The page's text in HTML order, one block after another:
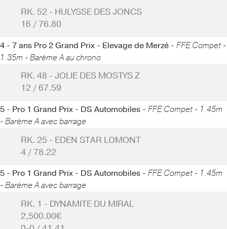
RK. 52 - HULYSSE DES JONCS
16 / 76.80
4 - 7 ans Pro 2 Grand Prix - Elevage de Merzé - FFE Compet -
1.35m - Barème A au chrono
RK. 48 - JOLIE DES MOSTYS Z
12 / 67.59
5 - Pro 1 Grand Prix - DS Automobiles - FFE Compet - 1.45m
- Barème A avec barrage
RK. 25 - EDEN STAR LOMONT
4 / 78.22
5 - Pro 1 Grand Prix - DS Automobiles - FFE Compet - 1.45m
- Barème A avec barrage
RK. 1 - DYNAMITE DU MIRAL
2,500.00€